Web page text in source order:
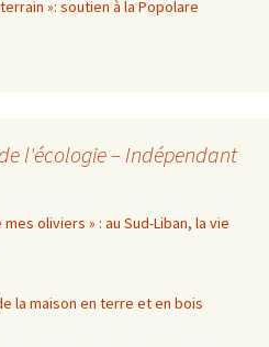
»: soutien à la Popolare
l'écologie – Indépendant
oliviers » : au Sud-Liban, la vie
la maison en terre et en bois